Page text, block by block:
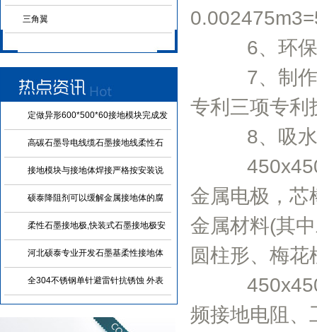
三角翼
定做异形600*500*60接地模块完成发
高碳石墨导电线缆石墨接地线柔性石
接地模块与接地体焊接严格按安装说
硕泰降阻剂可以缓解金属接地体的腐
柔性石墨接地极,快装式石墨接地极安
河北硕泰专业开发石墨基柔性接地体
全304不锈钢单针避雷针抗锈蚀 外表
6、环保
7、制作
专利三项专利
8、吸水
金属电极，芯
金属材料(其
圆柱形、梅
频接地电阻、